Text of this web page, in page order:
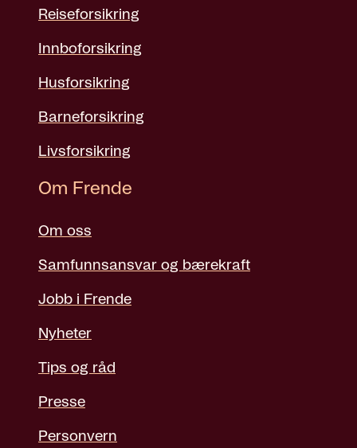
Reiseforsikring
Innboforsikring
Husforsikring
Barneforsikring
Livsforsikring
Om Frende
Om oss
Samfunnsansvar og bærekraft
Jobb i Frende
Nyheter
Tips og råd
Presse
Personvern